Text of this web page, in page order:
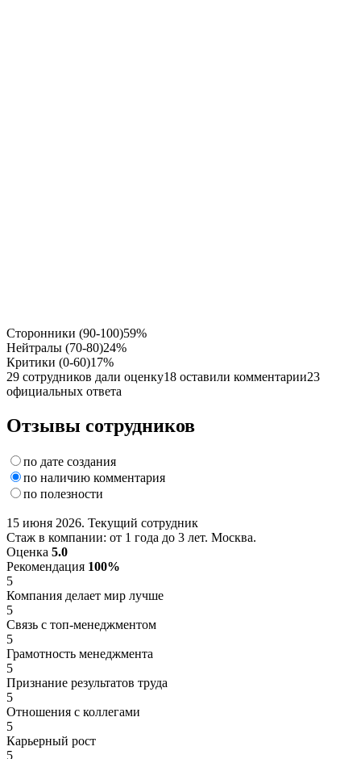
Сторонники (90-100)59%
Нейтралы (70-80)24%
Критики (0-60)17%
29 сотрудников дали оценку18 оставили комментарии23
официальных ответа
Отзывы сотрудников
по дате создания
по наличию комментария
по полезности
15 июня 2026. Текущий сотрудник
Стаж в компании: от 1 года до 3 лет. Москва.
Оценка 5.0
Рекомендация 100%
5
Компания делает мир лучше
5
Связь с топ-менеджментом
5
Грамотность менеджмента
5
Признание результатов труда
5
Отношения с коллегами
5
Карьерный рост
5